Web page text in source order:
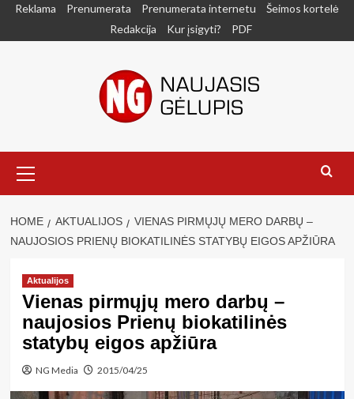
SkipReklama Prenumerata Prenumerata internetu
Šeimos kortelė
Redakcija
Kur įsigyti? PDF
Menu
HOME AKTUALIJOS
VIENAS PIRMŲJŲ MERO DARBŲ –
NAUJOSIOS PRIENŲ BIOKATILINĖS STATYBŲ EIGOS APŽIŪRA
Aktualijos
Vienas pirmųjų mero darbų –
naujosios Prienų biokatilinės
statybų eigos apžiūra
NG Media 2015/04/25